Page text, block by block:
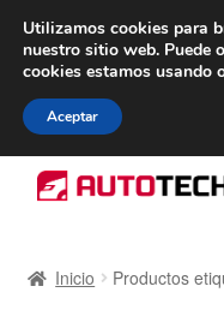
De lunes a
navegación
al
Inicio Productos
Utilizamos cookies para
nuestro sitio web. Puede
cookies estamos usando
Aceptar